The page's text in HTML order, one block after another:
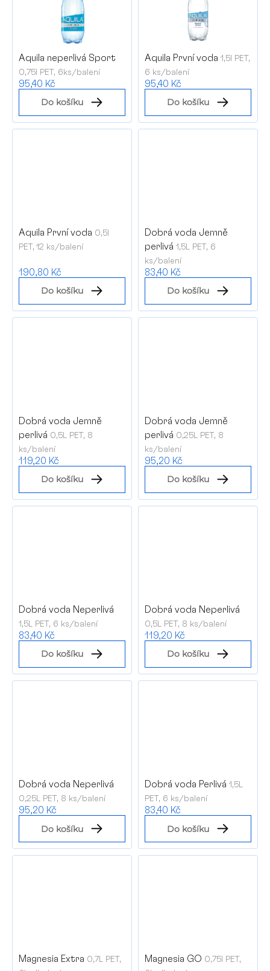
Aquila neperlivá Sport
0,75l PET, 6ks/balení
95,40 Kč
Do košíku
Aquila První voda 1,5l PET,
6 ks/balení
95,40 Kč
Do košíku
Aquila První voda 0,5l
PET, 12 ks/balení
190,80 Kč
Do košíku
Dobrá voda Jemně
perlivá 1,5L PET, 6
ks/balení
83,40 Kč
Do košíku
Dobrá voda Jemně
perlivá 0,5L PET, 8
ks/balení
119,20 Kč
Do košíku
Dobrá voda Jemně
perlivá 0,25L PET, 8
ks/balení
95,20 Kč
Do košíku
Dobrá voda Neperlivá
1,5L PET, 6 ks/balení
83,40 Kč
Do košíku
Dobrá voda Neperlivá
0,5L PET, 8 ks/balení
119,20 Kč
Do košíku
Dobrá voda Neperlivá
0,25L PET, 8 ks/balení
95,20 Kč
Do košíku
Dobrá voda Perlivá 1,5L
PET, 6 ks/balení
83,40 Kč
Do košíku
Magnesia Extra 0,7L PET,
Magnesia GO 0,75l PET,